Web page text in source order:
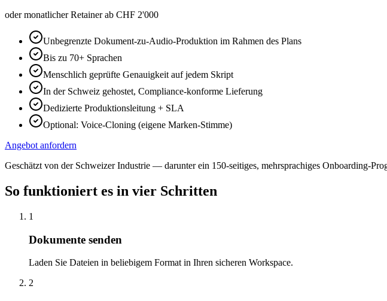
oder monatlicher Retainer ab CHF 2'000
Unbegrenzte Dokument-zu-Audio-Produktion im Rahmen des Plans
Bis zu 70+ Sprachen
Menschlich geprüfte Genauigkeit auf jedem Skript
In der Schweiz gehostet, Compliance-konforme Lieferung
Dedizierte Produktionsleitung + SLA
Optional: Voice-Cloning (eigene Marken-Stimme)
Angebot anfordern
Geschätzt von der Schweizer Industrie — darunter ein 150-seitiges, mehrsprachiges Onboarding-
So funktioniert es in vier Schritten
1
Dokumente senden
Laden Sie Dateien in beliebigem Format in Ihren sicheren Workspace.
2